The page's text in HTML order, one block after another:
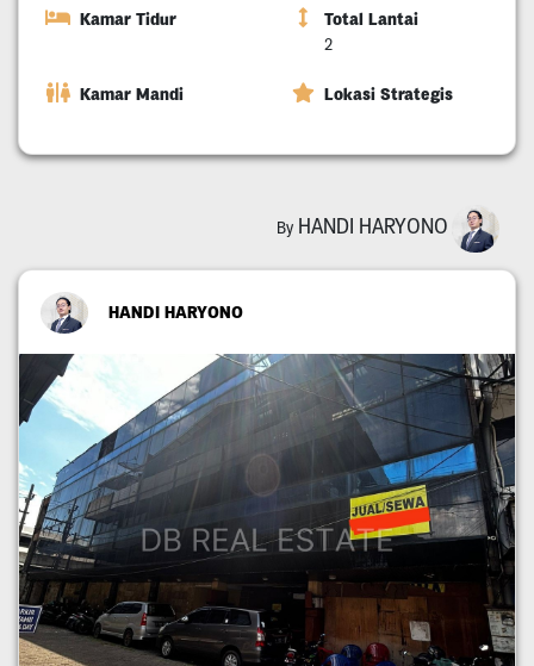
Kamar Tidur Total Lantai
2
Kamar Mandi Lokasi Strategis
By HANDI HARYONO
HANDI HARYONO